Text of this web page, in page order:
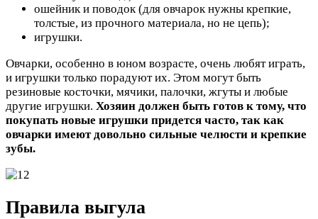
ошейник и поводок (для овчарок нужны крепкие,
толстые, из прочного материала, но не цепь);
игрушки.
Овчарки, особенно в юном возрасте, очень любят играть,
и игрушки только порадуют их. Этом могут быть
резиновые косточки, мячики, палочки, жгуты и любые
другие игрушки. Хозяин должен быть готов к тому, что
покупать новые игрушки придется часто, так как
овчарки имеют довольно сильные челюсти и крепкие
зубы.
Правила выгула